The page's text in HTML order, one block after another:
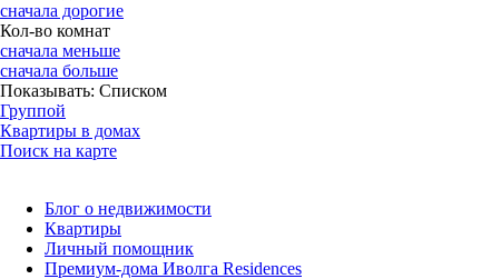
сначала дорогие
Кол-во комнат
сначала меньше
сначала больше
Показывать: Списком
Группой
Квартиры в домах
Поиск на карте
Блог о недвижимости
Квартиры
Личный помощник
Премиум-дома Иволга Residences